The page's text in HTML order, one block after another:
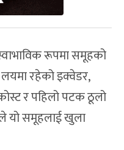
रूपमा समूहको
लयमा रहेको इक्वेडर,
र पहिलो पटक ठूलो
यो समूहलाई खुला